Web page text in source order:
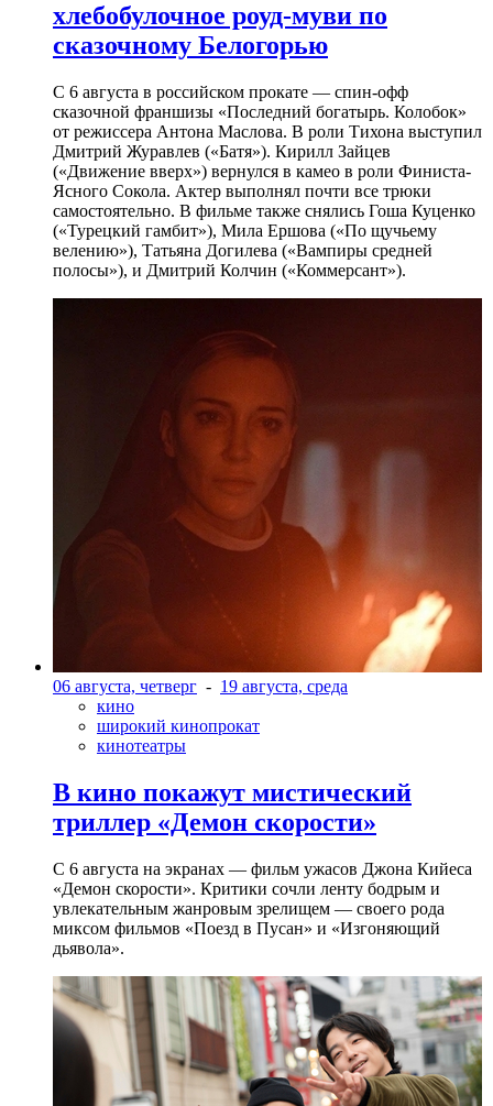
хлебобулочное роуд-муви по
сказочному Белогорью
С 6 августа в российском прокате — спин-офф
сказочной франшизы «Последний богатырь. Колобок»
от режиссера Антона Маслова. В роли Тихона выступил
Дмитрий Журавлев («Батя»). Кирилл Зайцев
(«Движение вверх») вернулся в камео в роли Финиста-
Ясного Сокола. Актер выполнял почти все трюки
самостоятельно. В фильме также снялись Гоша Куценко
(«Турецкий гамбит»), Мила Ершова («По щучьему
велению»), Татьяна Догилева («Вампиры средней
полосы»), и Дмитрий Колчин («Коммерсант»).
06 августа, четверг - 19 августа, среда
кино
широкий кинопрокат
кинотеатры
В кино покажут мистический
триллер «Демон скорости»
С 6 августа на экранах — фильм ужасов Джона Кийеса
«Демон скорости». Критики сочли ленту бодрым и
увлекательным жанровым зрелищeм — своего рода
миксом фильмов «Поезд в Пусан» и «Изгоняющий
дьявола».